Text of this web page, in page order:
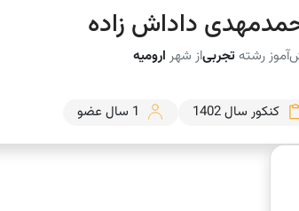
داداش زاده
رشتهتجربیاز شهر ارومیه
کنکور سال 1402 1 سال عضو